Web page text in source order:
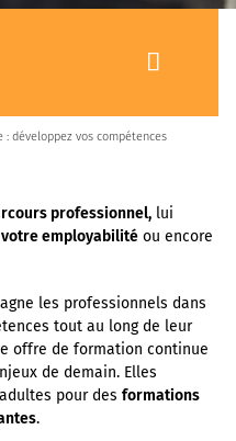
: développez vos compétences
professionnel, lui
employabilité ou encore
les professionnels dans
tout au long de leur
offre de formation continue
de demain. Elles
pour des formations
.